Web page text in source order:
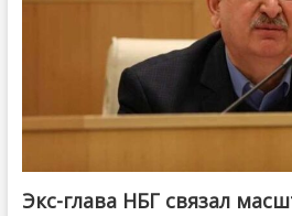
Экс-глава НБГ связал